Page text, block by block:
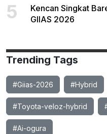
5
Kencan Singkat
GIIAS 2026
Trending Tags
#Giias-2026 #Hybrid
#Toyota-veloz-hybrid
#Ai-ogura